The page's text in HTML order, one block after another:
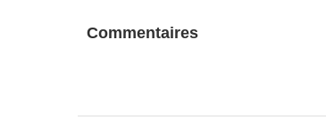
Commentaires